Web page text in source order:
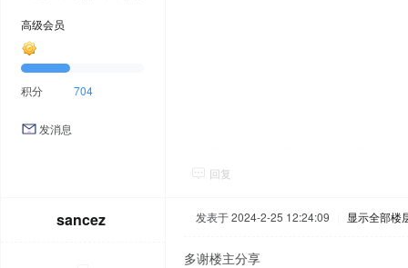
高级会员
积分 704
发消息
回复
sancez 发表于 2024-2-25 12:24:09 显示全部楼
多谢楼主分享